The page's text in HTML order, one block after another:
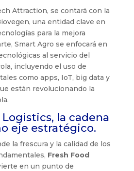
Attraction, se contará con la
una entidad clave en
para la mejora
Smart Agro se enfocará en
al servicio del
incluyendo el uso de
como apps, IoT, big data y
están revolucionando la
Logistics, la cadena
eje estratégico.
la frescura y la calidad de los
Fresh Food
en un punto de